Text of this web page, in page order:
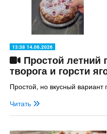
13:38 14.06.2026
Простой летний
творога и горсти
Простой, но вкусный вариант
Читать